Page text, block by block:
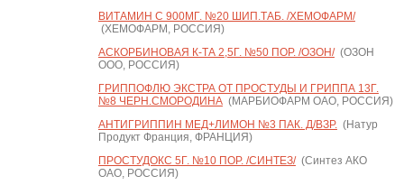
ВИТАМИН С 900МГ. №20 ШИП.ТАБ. /ХЕМОФАРМ/
(ХЕМОФАРМ, РОССИЯ)
АСКОРБИНОВАЯ К-ТА 2,5Г. №50 ПОР. /ОЗОН/(ОЗОН
ООО, РОССИЯ)
ГРИППОФЛЮ ЭКСТРА ОТ ПРОСТУДЫ И ГРИППА 13Г.
№8 ЧЕРН.СМОРОДИНА(МАРБИОФАРМ ОАО, РОССИЯ)
АНТИГРИППИН МЕД+ЛИМОН №3 ПАК. Д/ВЗР.(Натур
Продукт Франция, ФРАНЦИЯ)
ПРОСТУДОКС 5Г. №10 ПОР. /СИНТЕЗ/(Синтез АКО
ОАО, РОССИЯ)